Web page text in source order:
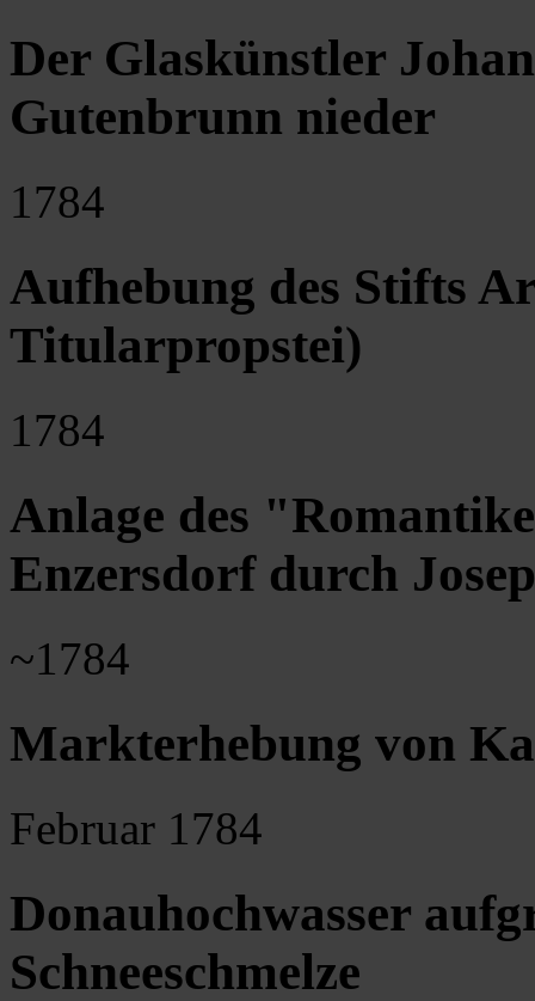
Der Glaskünstler
Gutenbrunn nieder
1784
Aufhebung des Stifts
Titularpropstei)
1784
Anlage des
Enzersdorf durch
~1784
Markterhebung von
Februar 1784
Donauhochwasser
Schneeschmelze